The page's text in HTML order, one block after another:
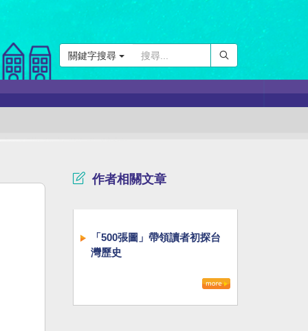
關鍵字搜尋
作者相關文章
「500張圖」帶領讀者初探台
灣歷史